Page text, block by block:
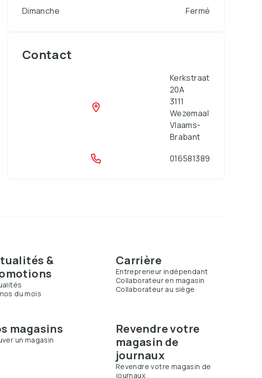
Dimanche
Fermé
Contact
Kerkstraat
20A
3111
Wezemaal
Vlaams-
Brabant
016581389
&
du mois
Carrière
Entrepreneur indépendant
Collaborateur en magasin
Collaborateur au siège
magasins
un magasin
Revendre votre
magasin de
journaux
Revendre votre magasin de
journaux